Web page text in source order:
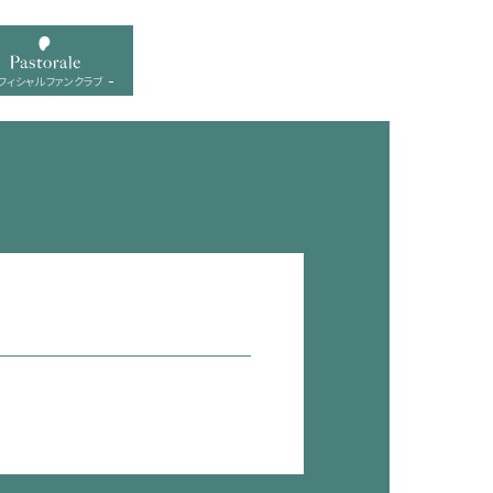
ィシャル ファンクラブ